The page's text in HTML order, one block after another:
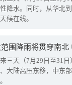
降水。同时，从华北
候在线。
范围降雨将贯穿南
三天（7月29日至31
大陆高压东移，中东